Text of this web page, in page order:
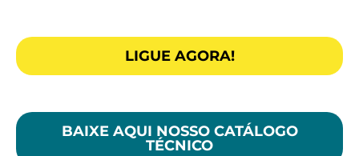
LIGUE AGORA!
BAIXE AQUI NOSSO CATÁLOGO
TÉCNICO